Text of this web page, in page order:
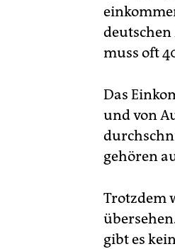
muss oft
Das
und von
gehören
Trotzdem
gibt es